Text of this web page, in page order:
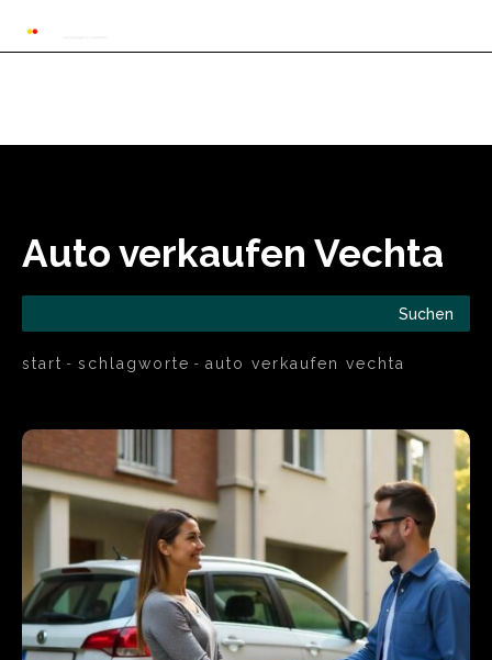
Auto verkaufen Vechta
Suchen
start schlagworte auto verkaufen vechta